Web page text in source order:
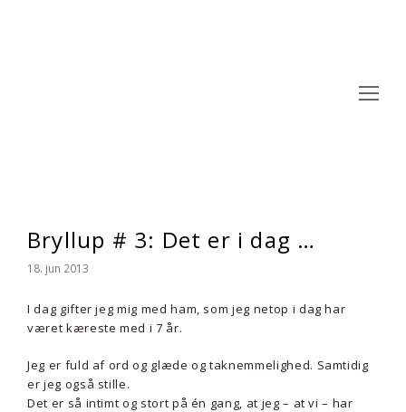
Bryllup # 3: Det er i dag …
18. jun 2013
I dag gifter jeg mig med ham, som jeg netop i dag har
været kæreste med i 7 år.
Jeg er fuld af ord og glæde og taknemmelighed. Samtidig
er jeg også stille.
Det er så intimt og stort på én gang, at jeg – at vi – har